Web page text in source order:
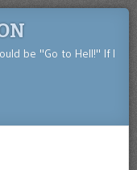
be "Go to Hell!" If I